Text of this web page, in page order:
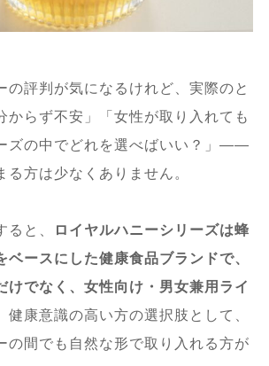
の評判が気になるけれど、実際のと
からず不安」「女性が取り入れても
ズの中でどれを選べばいい？」——
る方は少なくありません。
ると、
ロイヤルハニーシリーズは蜂
ベースにした健康食品ブランドで、
けでなく、女性向け・男女兼用ライ
健康意識の高い方の選択肢として、
の間でも自然な形で取り入れる方が